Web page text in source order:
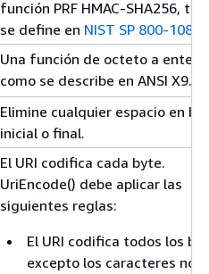
función PRF HMAC-SHA256, tal
se define en NIST SP 800-108r1
Una función de octeto a
como se describe en ANSI
Elimine cualquier espacio en
inicial o final.
El URI codifica cada byte.
UriEncode() debe aplicar las
siguientes reglas:
El URI codifica todos los
excepto los caracteres no